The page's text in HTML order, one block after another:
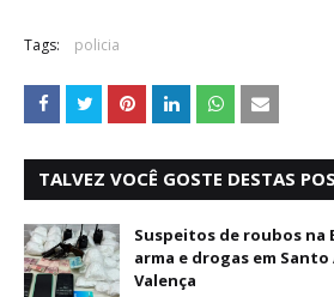
Tags: policia
TALVEZ VOCÊ GOSTE DESTAS
Suspeitos de roubos na
arma e drogas em
Valença